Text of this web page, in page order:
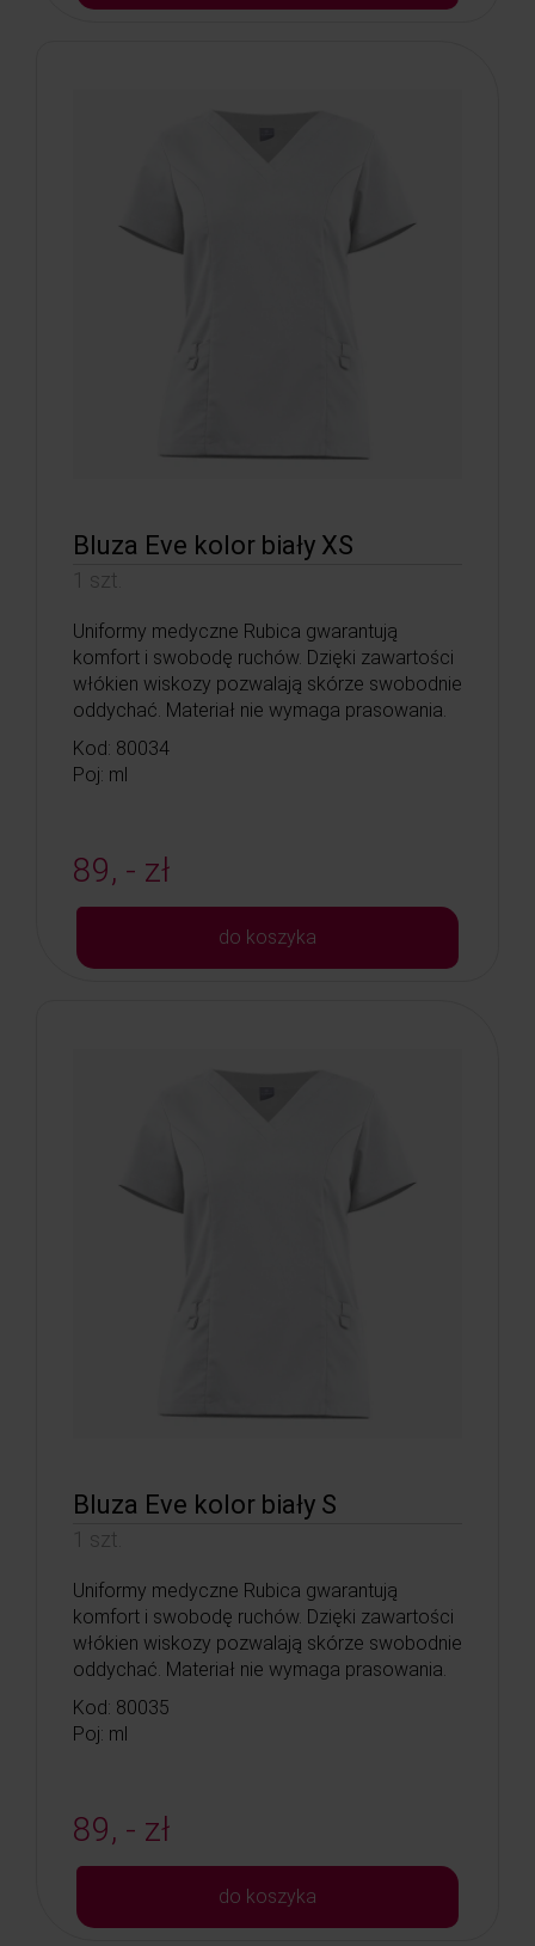
Bluza Eve kolor biały XS
1 szt.
Uniformy medyczne Rubica gwarantują
komfort i swobodę ruchów. Dzięki zawartości
włókien wiskozy pozwalają skórze swobodnie
oddychać. Materiał nie wymaga prasowania.
Kod: 80034
Poj: ml
89, - zł
do koszyka
Bluza Eve kolor biały S
1 szt.
Uniformy medyczne Rubica gwarantują
komfort i swobodę ruchów. Dzięki zawartości
włókien wiskozy pozwalają skórze swobodnie
oddychać. Materiał nie wymaga prasowania.
Kod: 80035
Poj: ml
89, - zł
do koszyka